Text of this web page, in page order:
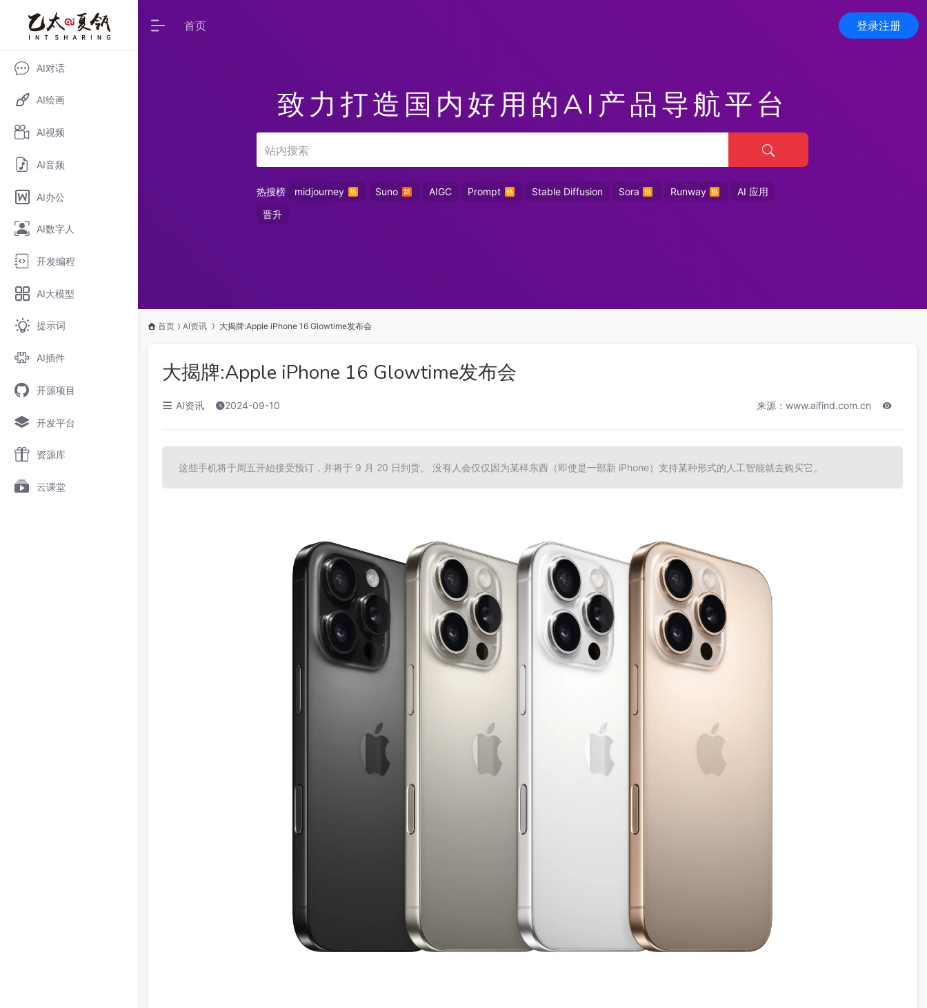
AI对话
AI绘画
AI视频
AI音频
AI办公
AI数字人
开发编程
AI大模型
提示词
AI插件
开源项目
开发平台
资源库
云课堂
首页 登录注册
致力打造国内好用的AI产品导航平台
热搜榜 midjourney Suno AIGC Prompt Stable Diffusion Sora Runway
AI 应用
晋升
首页 AI资讯 大揭牌:Apple iPhone 16 Glowtime发布会
大揭牌:Apple iPhone 16 Glowtime发布会
AI资讯 2024-09-10 来源：www.aifind.com.cn
这些手机将于周五开始接受预订，并将于 9 月 20 日到货。 没有人会仅仅因为某样东西（即使是一部新 iPhone）支持某种形式的人工智能就去购买它。